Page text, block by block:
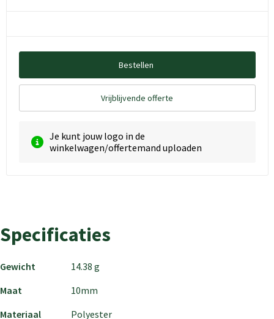
Bestellen
Vrijblijvende offerte
Je kunt jouw logo in de
winkelwagen/offertemand uploaden
Specificaties
Gewicht
14.38 g
Maat
10mm
Materiaal
Polyester